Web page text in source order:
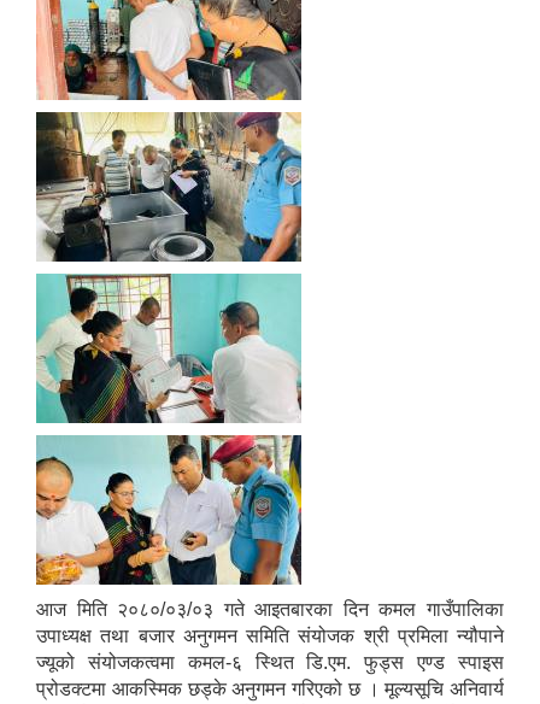
आज मिति २०८०/०३/०३ गते आइतबारका दिन कमल गाउँपालिका
उपाध्यक्ष तथा बजार अनुगमन समिति संयोजक श्री प्रमिला न्यौपाने
ज्यूको संयोजकत्वमा कमल-६ स्थित डि.एम. फुड्स एण्ड स्पाइस
प्रोडक्टमा आकस्मिक छड्के अनुगमन गरिएको छ । मूल्यसूचि अनिवार्य